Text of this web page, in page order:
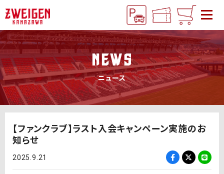
NEWS
ニュース
【ファンクラブ】ラスト入会キャンペーン実施のお
知らせ
2025.9.21